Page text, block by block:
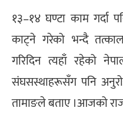
१३–१४ घण्टा काम गर्दा
काट्ने गरेको भन्दै
गरिदिन त्यहाँ रहेको
संघसस्थाहरूसँग पनि
तामाङले बताए ।आजको